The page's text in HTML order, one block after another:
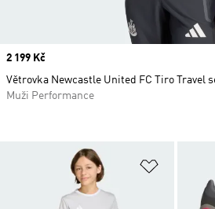
Price
2 199 Kč
Větrovka Newcastle United FC Tiro Travel
Muži Performance